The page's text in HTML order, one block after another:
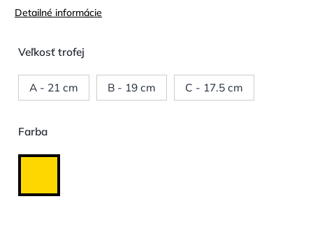
Detailné informácie
Veľkosť trofej
A - 21 cm B - 19 cm C - 17.5 cm
Farba